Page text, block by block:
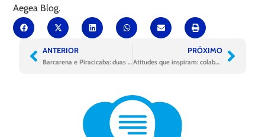
Aegea Blog.
ANTERIOR
Barcarena e Piracicaba: duas cidades distintas, um legado em comum
PRÓXIMO
Atitudes que inspiram: colaboradores se mobilizam pelo meio ambiente